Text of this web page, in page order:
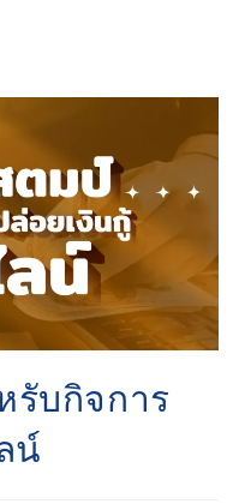
บกิจการ
น์